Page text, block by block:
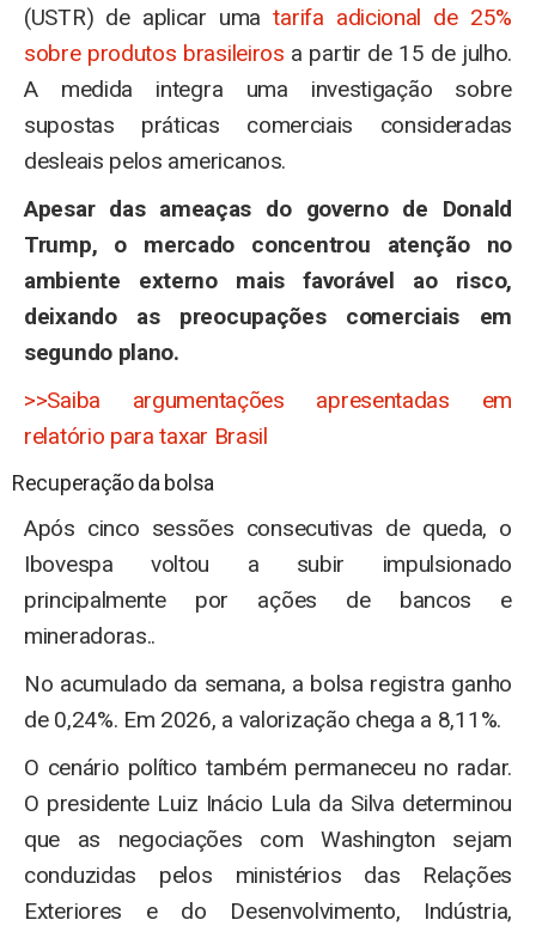
(USTR) de aplicar umatarifa adicional de 25%
sobre produtos brasileiros a partir de 15 de julho.
A medida integra uma investigação sobre
supostas práticas comerciais consideradas
desleais pelos americanos.
Apesar das ameaças do governo de Donald
Trump, o mercado concentrou atenção no
ambiente externo mais favorável ao risco,
deixando as preocupações comerciais em
segundo plano.
>>Saiba argumentações apresentadas em
relatório para taxar Brasil
Recuperação da bolsa
Após cinco sessões consecutivas de queda, o
Ibovespa voltou a subir impulsionado
principalmente por ações de bancos e
mineradoras..
No acumulado da semana, a bolsa registra ganho
de 0,24%. Em 2026, a valorização chega a 8,11%.
O cenário político também permaneceu no radar.
O presidente Luiz Inácio Lula da Silva determinou
que as negociações com Washington sejam
conduzidas pelos ministérios das Relações
Exteriores e do Desenvolvimento, Indústria,